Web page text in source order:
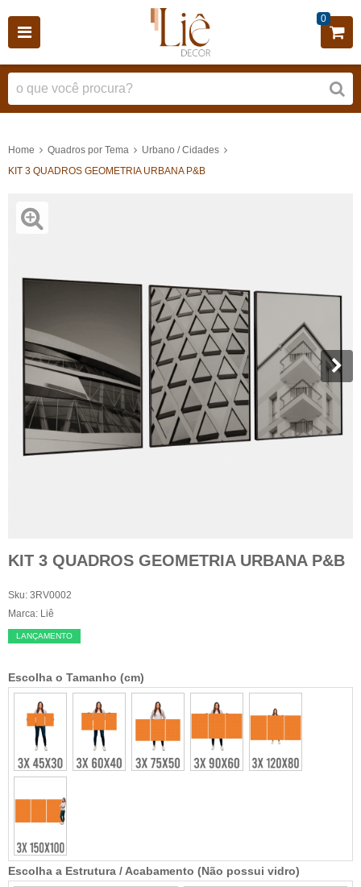
0
Home Quadros por Tema
Urbano / Cidades
KIT 3 QUADROS GEOMETRIA URBANA P&B
KIT 3 QUADROS GEOMETRIA URBANA P&B
Sku: 3RV0002
Marca: Liê
LANÇAMENTO
Escolha a Estrutura / Acabamento (Não possui vidro)
Escolha o Tamanho (cm)